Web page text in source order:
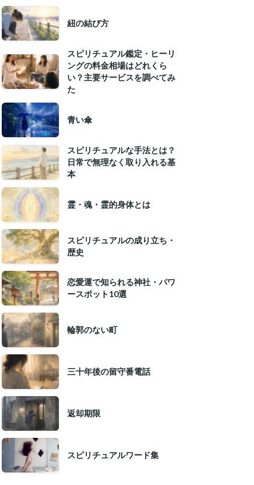
紐の結び方
スピリチュアル鑑定・ヒーリ
ングの料金相場はどれくら
い？主要サービスを調べてみ
た
青い傘
スピリチュアルな手法とは？
日常で無理なく取り入れる基
本
霊・魂・霊的身体とは
スピリチュアルの成り立ち・
歴史
恋愛運で知られる神社・パワ
ースポット10選
輪郭のない町
三十年後の留守番電話
返却期限
スピリチュアルワード集